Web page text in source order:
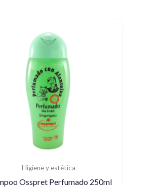
Higiene y estética
Osspret Perfumado 250ml